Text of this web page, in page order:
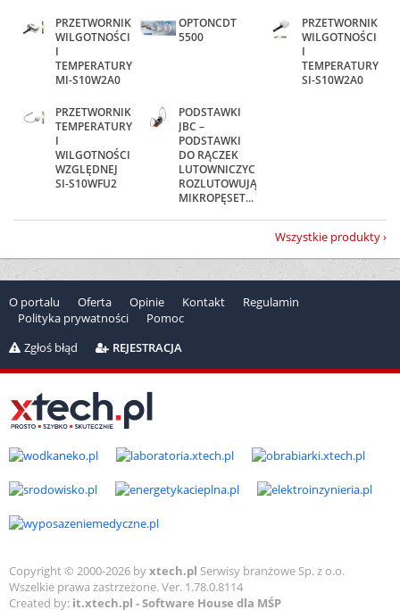
PRZETWORNIK
WILGOTNOŚCI
I
TEMPERATURY
MI-S10W2A0
OPTONCDT
5500
PRZETWORNIK
WILGOTNOŚCI
I
TEMPERATURY
SI-S10W2A0
PRZETWORNIK
TEMPERATURY
I
WILGOTNOŚCI
WZGLĘDNEJ
SI-S10WFU2
PODSTAWKI
JBC –
PODSTAWKI
DO RĄCZEK
LUTOWNICZYCH,
ROZLUTOWUJĄCYCH,
MIKROPĘSET...
Wszystkie produkty
O portalu Oferta Opinie Kontakt
Regulamin
Polityka prywatności
Pomoc
Zgłoś błąd
REJESTRACJA
Copyright © 2000-2026 byxtech.pl Serwisy branżowe Sp. z o.o.
Wszelkie prawa zastrzeżone. Ver. 1.78.0.8114
Created by: it.xtech.pl - Software House dla MŚP